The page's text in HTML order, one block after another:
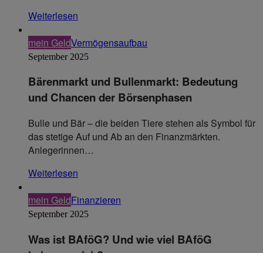
Weiterlesen
mein GeldVermögensaufbau
September 2025
Bärenmarkt und Bullenmarkt: Bedeutung
und Chancen der Börsenphasen
Bulle und Bär – die beiden Tiere stehen als Symbol für
das stetige Auf und Ab an den Finanzmärkten.
Anlegerinnen…
Weiterlesen
mein GeldFinanzieren
September 2025
Was ist BAföG? Und wie viel BAföG